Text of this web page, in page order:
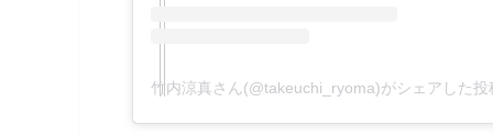
竹内涼真さん(@takeuchi_ryoma)がシェアした投